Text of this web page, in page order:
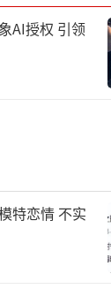
AI授权 引领
特恋情 不实